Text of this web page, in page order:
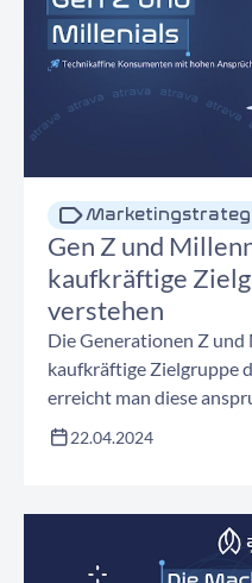
Gen Z und
kaufkräftige
verstehen
Die Generationen Z
kaufkräftige Zielgruppe
erreicht man diese
22.04.2024